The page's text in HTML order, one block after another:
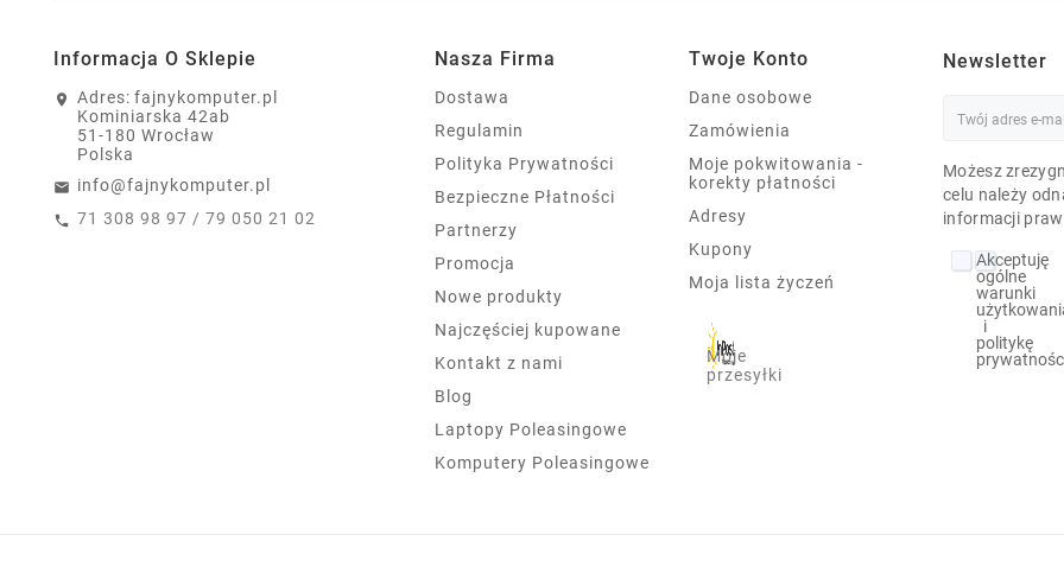
Informacja O Sklepie
Adres: fajnykomputer.pl
Kominiarska 42ab
51-180 Wrocław
Polska
info@fajnykomputer.pl
71 308 98 97 / 79 050 21 02
Nasza Firma
Dostawa
Regulamin
Polityka Prywatności
Bezpieczne Płatności
Partnerzy
Promocja
Nowe produkty
Najczęściej kupowane
Kontakt z nami
Blog
Laptopy Poleasingowe
Komputery Poleasingowe
Twoje Konto
Dane osobowe
Zamówienia
Moje pokwitowania -
korekty płatności
Adresy
Kupony
Moja lista życzeń
Moje
przesyłki
Newsletter
Możesz
celu należy
informacji
Akceptuję
ogólne
warunki
i
politykę